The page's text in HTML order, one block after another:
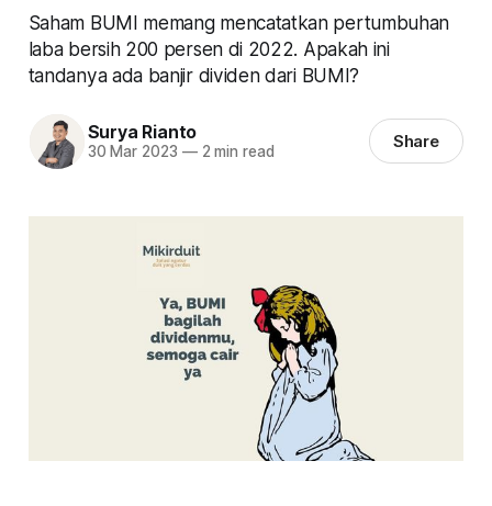
Saham BUMI memang mencatatkan pertumbuhan
laba bersih 200 persen di 2022. Apakah ini
tandanya ada banjir dividen dari BUMI?
Surya Rianto
30 Mar 2023 —2 min read Share